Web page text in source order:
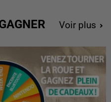
Voir plus